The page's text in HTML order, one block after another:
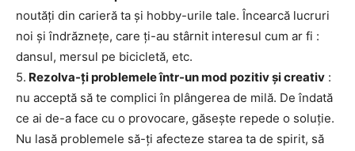
noutăţi din carieră ta şi hobby-urile tale. Încearcă lucruri
noi şi îndrăzneţe, care ţi-au stârnit interesul cum ar fi :
dansul, mersul pe bicicletă, etc.
5. Rezolva-ţi problemele într-un mod pozitiv şi creativ :
nu acceptă să te complici în plângerea de milă. De îndată
ce ai de-a face cu o provocare, găseşte repede o soluţie.
Nu lasă problemele să-ţi afecteze starea ta de spirit, să